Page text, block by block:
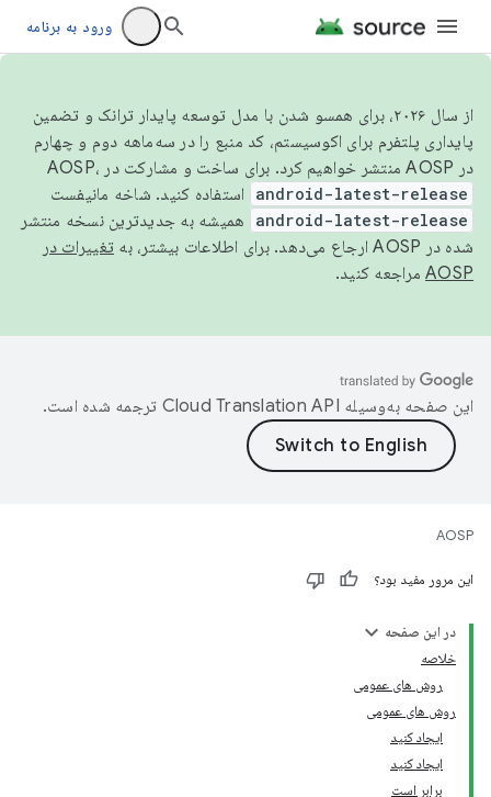
ورود به برنامه
از سال ۲۰۲۶، برای همسو شدن با مدل توسعه پایدار ترانک و تضمین
پایداری پلتفرم برای اکوسیستم، کد منبع را در سه‌ماهه دوم و چهارم
در AOSP منتشر خواهیم کرد. برای ساخت و مشارکت در AOSP،
android-latest-release استفاده کنید. شاخه مانیفست
android-latest-release
همیشه به جدیدترین نسخه منتشر
شده در AOSP ارجاع می‌دهد. برای اطلاعات بیشتر، به
تغییرات در
AOSP مراجعه کنید.
این صفحه به‌وسیله ترجمه شده است.
AOSP
این مرور مفید بود؟
در این صفحه
خلاصه
روش های عمومی
روش های عمومی
ایجاد کنید
ایجاد کنید
برابر است